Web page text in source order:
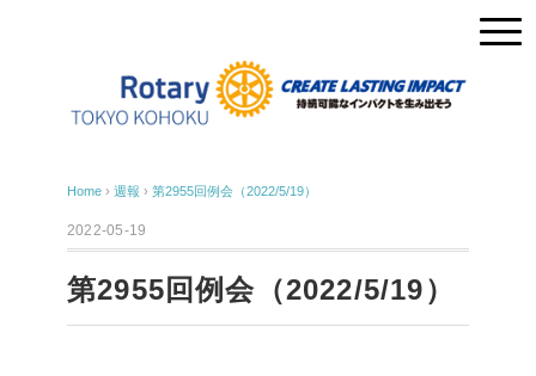
Home › 週報 › 第2955回例会（2022/5/19）
2022-05-19
第2955回例会（2022/5/19）